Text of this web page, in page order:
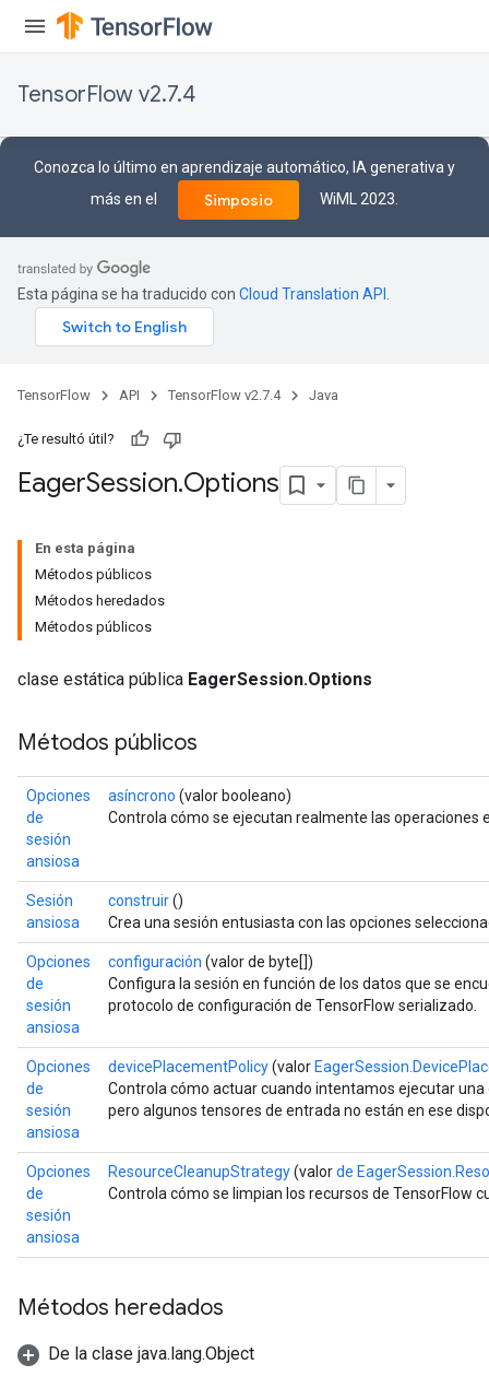
TensorFlow v2.7.4
Conozca lo último en aprendizaje automático, IA generativa y
más en el
Simposio WiML 2023.
Esta página se ha traducido con Cloud Translation API
TensorFlow API TensorFlow v2.7.4 Java
¿Te resultó útil?
EagerSession.Options
En esta página
Métodos públicos
Métodos heredados
Métodos públicos
clase estática pública EagerSession.Options
Métodos públicos
Opciones
de
sesión
ansiosa
asíncrono (valor booleano)
Controla cómo se ejecutan realmente las operaciones
Sesión
ansiosa
construir()
Crea una sesión entusiasta con las opciones
Opciones
de
sesión
ansiosa
configuración (valor de byte[])
Configura la sesión en función de los datos que se
protocolo de configuración de TensorFlow serializado.
Opciones
de
sesión
ansiosa
devicePlacementPolicy(valor
Controla cómo actuar cuando intentamos ejecutar
pero algunos tensores de entrada no están en ese
Opciones
de
sesión
ansiosa
ResourceCleanupStrategy(valorde
Controla cómo se limpian los recursos de TensorFlow
Métodos heredados
De la clase java.lang.Object